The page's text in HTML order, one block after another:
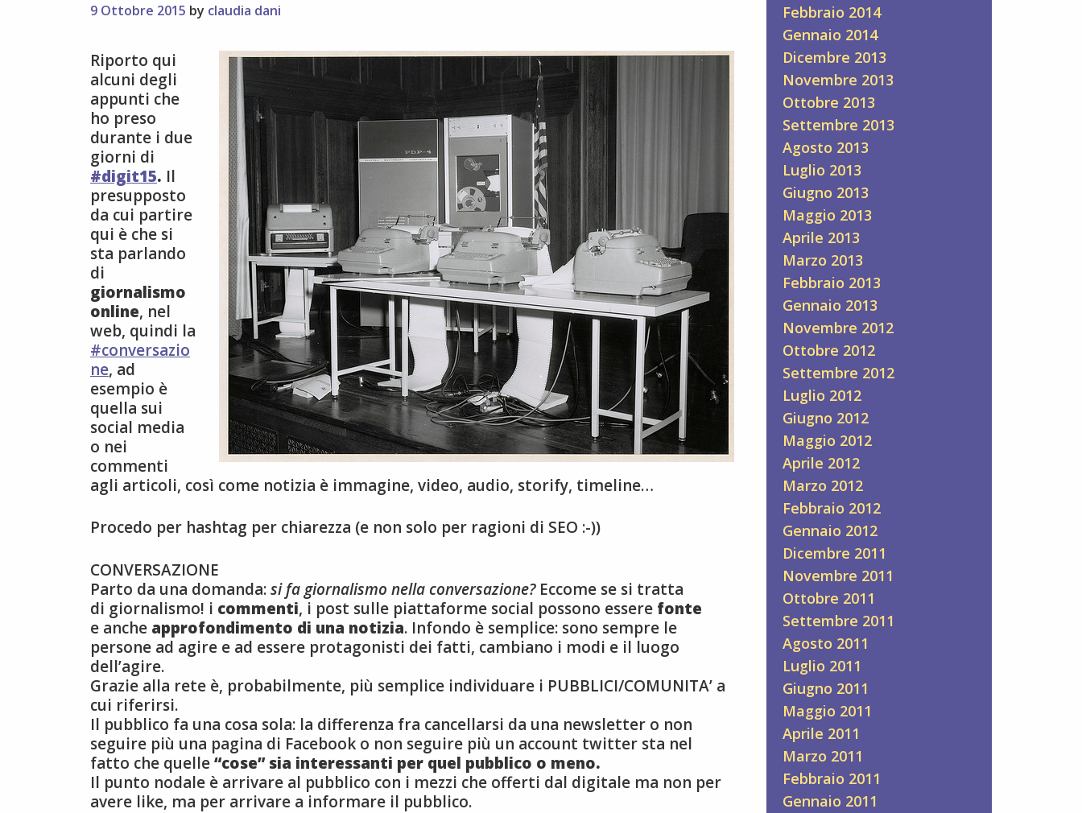
9 Ottobre 2015 by claudia dani
Riporto qui
alcuni degli
appunti che
ho preso
durante i due
giorni di
#digit15. Il
presupposto
da cui partire
qui è che si
sta parlando
di
giornalismo
online, nel
web, quindi la
#conversazio
ne, ad
esempio è
quella sui
social media
o nei
commenti
agli articoli, così come notizia è immagine, video, audio, storify, timeline…
Procedo per hashtag per chiarezza (e non solo per ragioni di SEO :-))
CONVERSAZIONE
Parto da una domanda:si fa giornalismo nella conversazione?Eccome se si tratta
di giornalismo! i commenti, i post sulle piattaforme social possono essere fonte
e anche approfondimento di una notizia. Infondo è semplice: sono sempre le
persone ad agire e ad essere protagonisti dei fatti, cambiano i modi e il luogo
dell’agire.
Grazie alla rete è, probabilmente, più semplice individuare i PUBBLICI/COMUNITA’ a
cui riferirsi.
Il pubblico fa una cosa sola: la differenza fra cancellarsi da una newsletter o non
seguire più una pagina di Facebook o non seguire più un account twitter sta nel
fatto che quelle“cose” sia interessanti per quel pubblico o meno.
Il punto nodale è arrivare al pubblico con i mezzi che offerti dal digitale ma non per
avere like, ma per arrivare a informare il pubblico.
Febbraio 2014
Gennaio 2014
Dicembre 2013
Novembre 2013
Ottobre 2013
Settembre 2013
Agosto 2013
Luglio 2013
Giugno 2013
Maggio 2013
Aprile 2013
Marzo 2013
Febbraio 2013
Gennaio 2013
Novembre 2012
Ottobre 2012
Settembre 2012
Luglio 2012
Giugno 2012
Maggio 2012
Aprile 2012
Marzo 2012
Febbraio 2012
Gennaio 2012
Dicembre 2011
Novembre 2011
Ottobre 2011
Settembre 2011
Agosto 2011
Luglio 2011
Giugno 2011
Maggio 2011
Aprile 2011
Marzo 2011
Febbraio 2011
Gennaio 2011